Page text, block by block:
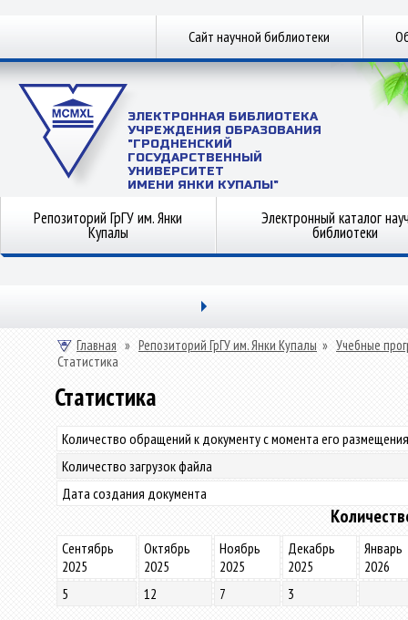
Сайт научной библиотеки
ЭЛЕКТРОННАЯ БИБЛИОТЕКА
УЧРЕЖДЕНИЯ ОБРАЗОВАНИЯ
"ГРОДНЕНСКИЙ
ГОСУДАРСТВЕННЫЙ
УНИВЕРСИТЕТ
ИМЕНИ ЯНКИ КУПАЛЫ"
Репозиторий ГрГУ им. Янки
Купалы
Электронный каталог
библиотеки
Главная » Репозиторий ГрГУ им. Янки Купалы » Учебные
Статистика
Статистика
Количество обращений к документу с момента его
Количество загрузок файла
Дата создания документа
Сентябрь
2025
Октябрь
2025
Ноябрь
2025
Декабрь
2025
Январь
2026
5
12 7 3